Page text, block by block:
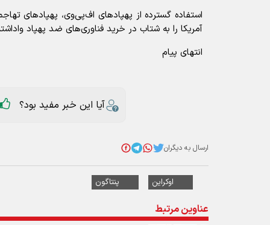
استفاده گسترده از پهپاد‌های اف‌پی‌وی، پهپاد‌های
آمریکا را به شتاب در خرید فناوری‌های ضد پهپاد
انتهای پیام
آیا این خبر مفید بود؟
ارسال به دیگران
اوکراین پنتاگون
عناوین مرتبط